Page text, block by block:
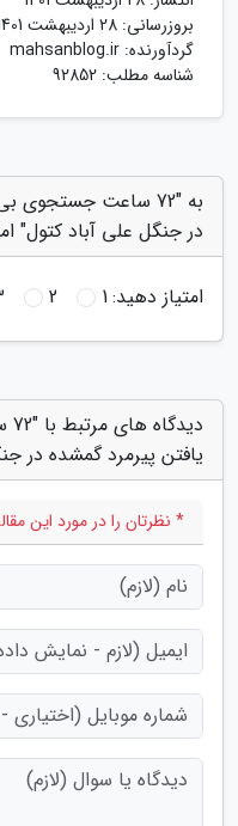
بروزرسانی: 28 اردیبهشت 1401
گردآورنده: mahsanblog.ir
شناسه مطلب: 92852
به "72 ساعت جستجوی
در جنگل علی آباد کتول"
امتیاز دهید:1
2
یافتن پیرمرد گمشده در
* نظرتان را در مورد این